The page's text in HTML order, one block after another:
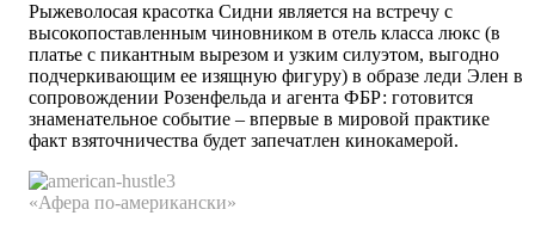
Рыжеволосая красотка Сидни является на встречу с
высокопоставленным чиновником в отель класса люкс (в
платье с пикантным вырезом и узким силуэтом, выгодно
подчеркивающим ее изящную фигуру) в образе леди Элен в
сопровождении Розенфельда и агента ФБР: готовится
знаменательное событие – впервые в мировой практике
факт взяточничества будет запечатлен кинокамерой.
«Афера по-американски»